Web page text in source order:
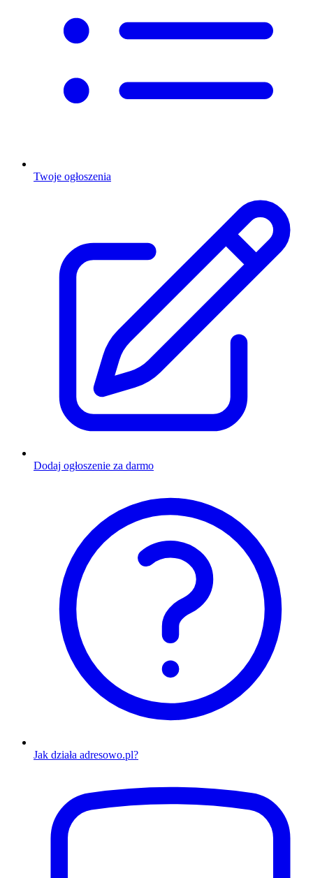
Twoje ogłoszenia
Dodaj ogłoszenie za darmo
Jak działa adresowo.pl?